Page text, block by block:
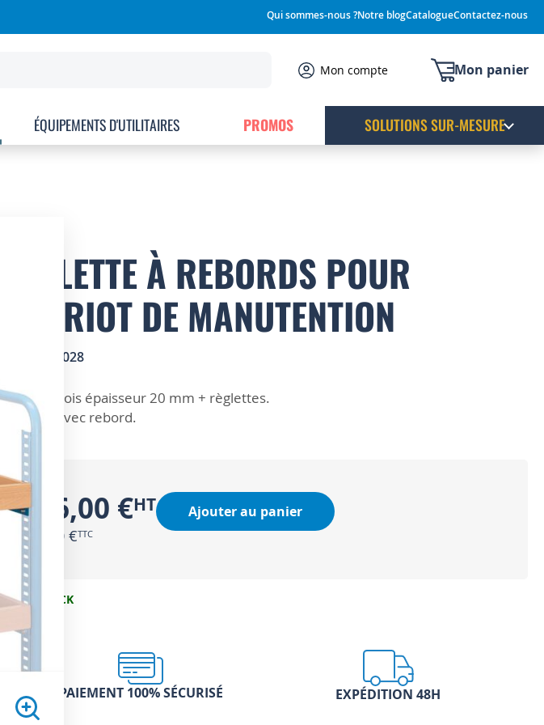
Qui sommes-nous ?Notre blogCatalogueContactez-nous
Mon panier
Mon compte
ÉQUIPEMENTS D'UTILITAIRES PROMOS SOLUTIONS SUR-MESURE
TABLETTE À REBORDS POUR
CHARIOT DE MANUTENTION
2505028
ZOOM SUR
Bois épaisseur 20 mm + règlettes.
Avec rebord.
176,00 €
211,20 €
Ajouter au panier
EN STOCK
PAIEMENT 100% SÉCURISÉ EXPÉDITION 48H